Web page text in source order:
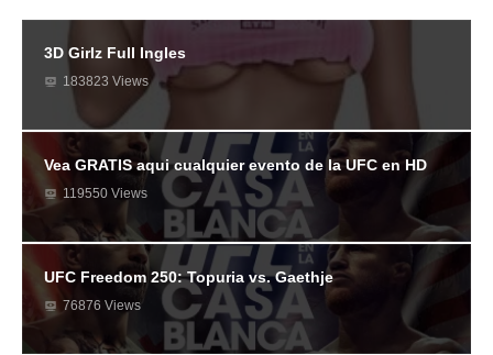
3D Girlz Full Ingles
183823 Views
Vea GRATIS aqui cualquier evento de la UFC en HD
119550 Views
UFC Freedom 250: Topuria vs. Gaethje
76876 Views